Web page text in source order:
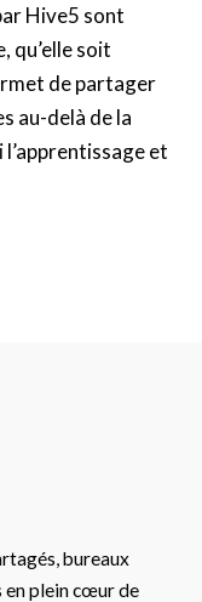
Hive5 sont
qu’elle soit
de partager
au-delà de la
et
bureaux
en plein cœur de